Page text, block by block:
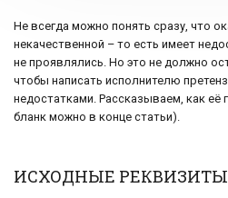
Не всегда можно понять сразу, что
некачественной – то есть имеет
не проявлялись. Но это не должно
чтобы написать исполнителю
недостатками. Рассказываем, как её
бланк можно в конце статьи).
ИСХОДНЫЕ РЕКВИЗИТЫ